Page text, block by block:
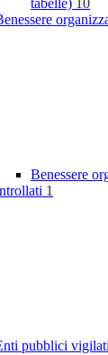
tabelle)
10
Benessere
1
pubblici vigilati